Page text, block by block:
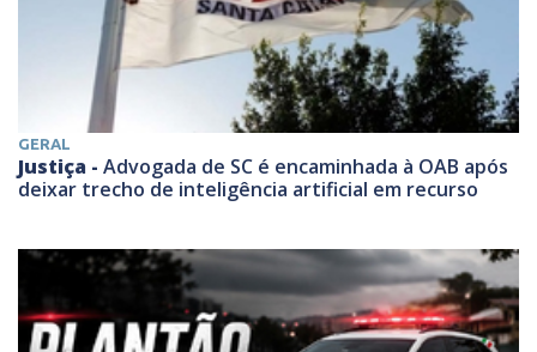
GERAL
Justiça - Advogada de SC é encaminhada à OAB após
deixar trecho de inteligência artificial em recurso